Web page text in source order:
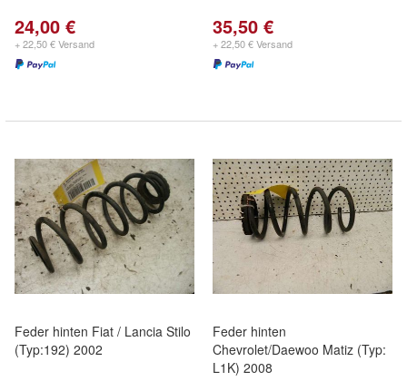
24,00 €
+ 22,50 € Versand
35,50 €
+ 22,50 € Versand
Feder hinten Fiat / Lancia Stilo
(Typ:192) 2002
Feder hinten
Chevrolet/Daewoo Matiz (Typ:
L1K) 2008